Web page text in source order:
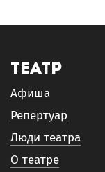
Театр
Афиша
Репертуар
Люди театра
О театре